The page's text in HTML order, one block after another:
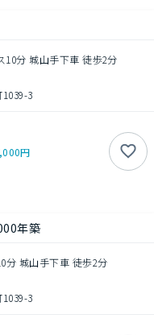
10分 城山手下車 徒歩2分
3
円
年築
分 城山手下車 徒歩2分
3